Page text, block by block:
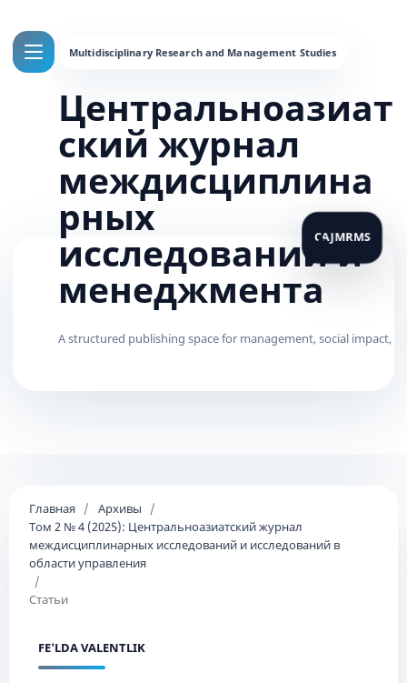
Центральноазиат
ский журнал
междисциплина
рных
исследований и
менеджмента
Главная / Архивы
/
Том 2 № 4 (2025): Центральноазиатский журнал
междисциплинарных исследований и исследований в
области управления
/
Статьи
FE'LDA VALENTLIK